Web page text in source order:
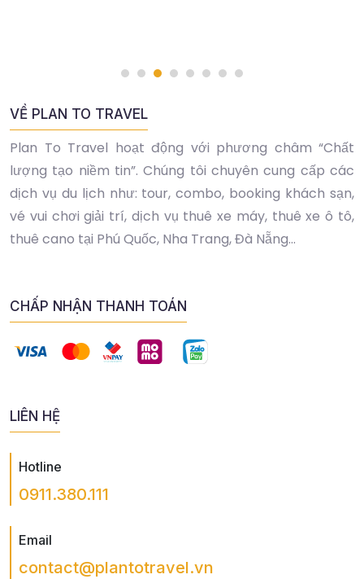
VỀ PLAN TO TRAVEL
Plan To Travel hoạt động với phương châm “Chất
lượng tạo niềm tin”. Chúng tôi chuyên cung cấp các
dịch vụ du lịch như: tour, combo, booking khách sạn,
vé vui chơi giải trí, dịch vụ thuê xe máy, thuê xe ô tô,
thuê cano tại Phú Quốc, Nha Trang, Đà Nẵng...
CHẤP NHẬN THANH TOÁN
LIÊN HỆ
Hotline
0911.380.111
Email
contact@plantotravel.vn